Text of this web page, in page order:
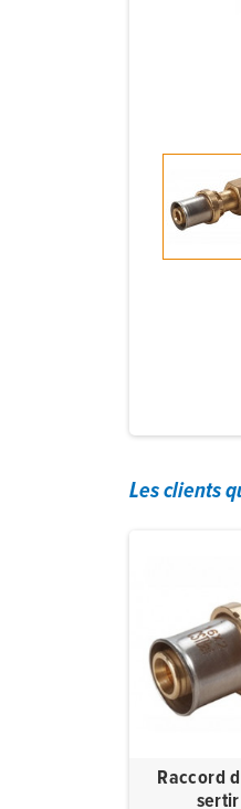
Les clients
Raccord